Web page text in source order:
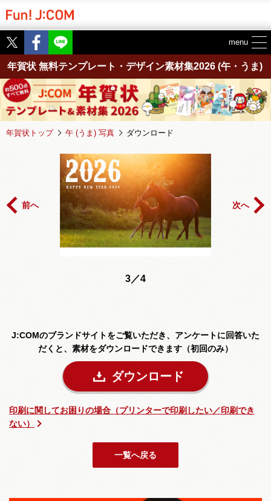
Twitter Facebook
menu
年賀状 無料テンプレート・デザイン素材集2026 (午・うま)
年賀状トップ 午 (うま) 写真 ダウンロード
3／4
J:COMのブランドサイトをご覧いただき、 アンケートに回答いた
だくと、素材をダウンロードできます（初回のみ）
ダウンロード
印刷に関してお困りの場合（プリンターで印刷したい／印刷でき
ない）
一覧へ戻る